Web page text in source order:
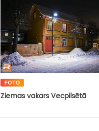
FOTO
Ziemas vakars Vecpilsētā